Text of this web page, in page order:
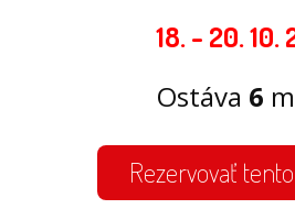
18. - 20. 10.
Ostáva 6
Rezervovať